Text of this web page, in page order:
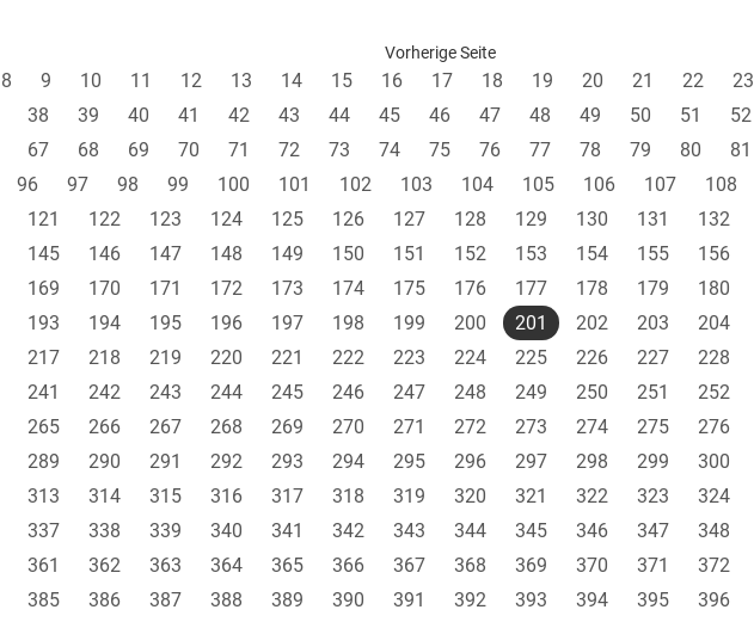
Vorherige Seite
8 9 10 11 12 13 14 15 16 17 18 19 20 21 22 23
38 39 40 41 42 43 44 45 46 47 48 49 50 51 52
67 68 69 70 71 72 73 74 75 76 77 78 79 80 81
96 97 98 99 100 101 102 103 104 105 106 107 108
121 122 123 124 125 126 127 128 129 130 131 132
145 146 147 148 149 150 151 152 153 154 155 156
169 170 171 172 173 174 175 176 177 178 179 180
193 194 195 196 197 198 199 200 201 202 203 204
217 218 219 220 221 222 223 224 225 226 227 228
241 242 243 244 245 246 247 248 249 250 251 252
265 266 267 268 269 270 271 272 273 274 275 276
289 290 291 292 293 294 295 296 297 298 299 300
313 314 315 316 317 318 319 320 321 322 323 324
337 338 339 340 341 342 343 344 345 346 347 348
361 362 363 364 365 366 367 368 369 370 371 372
385 386 387 388 389 390 391 392 393 394 395 396